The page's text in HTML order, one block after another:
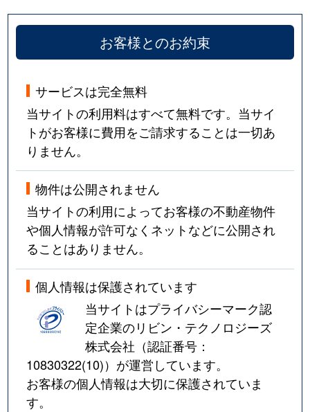
お客様とのお約束
サービスは完全無料
当サイトの利用料はすべて無料です。当サイ
トがお客様に費用をご請求することは一切あ
りません。
物件は公開されません
当サイトの利用によってお客様の不動産物件
や個人情報が許可なくネットなどに公開され
ることはありません。
個人情報は保護されています
当サイトはプライバシーマーク認
定企業のリビン・テクノロジーズ
株式会社（認証番号：
10830322(10)）が運営しています。
お客様の個人情報は大切に保護されていま
す。